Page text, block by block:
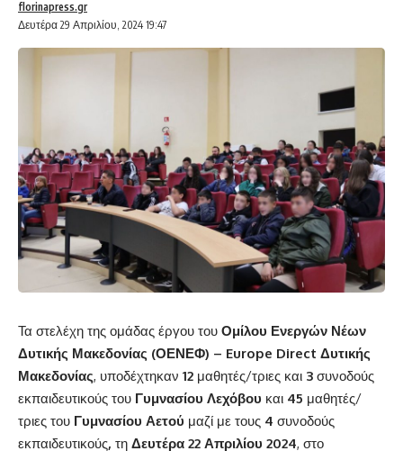
Δευτέρα 29 Απριλίου, 2024 19:47
florinapress.gr
Τα στελέχη της ομάδας έργου του Ομίλου Ενεργών Νέων
Δυτικής Μακεδονίας (ΟΕΝΕΦ) – Europe Direct Δυτικής
Μακεδονίας, υποδέχτηκαν 12 μαθητές/τριες και 3 συνοδούς
εκπαιδευτικούς του Γυμνασίου Λεχόβου και 45 μαθητές/
τριες του Γυμνασίου Αετού μαζί με τους 4 συνοδούς
εκπαιδευτικούς, τη Δευτέρα 22 Απριλίου 2024, στο